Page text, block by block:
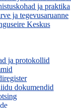
ja praktika
ja tegevusaruanne
Keskus
ja protokollid
dokumendid